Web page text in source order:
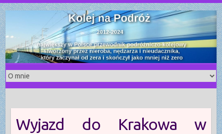
S
k
i
p
t
o
c
o
n
t
e
Wyjazd do Krakowa w